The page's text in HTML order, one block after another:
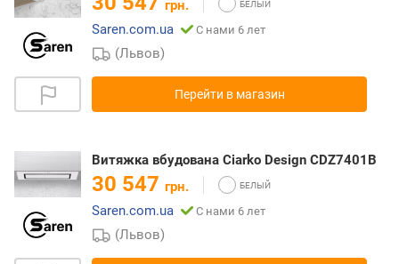
грн.
Saren.com.ua
С нами 6 лет
(Львов)
Перейти в магазин
Витяжка вбудована Ciarko Design CDZ7401B
30 547 грн.
Saren.com.ua
С нами 6 лет
(Львов)